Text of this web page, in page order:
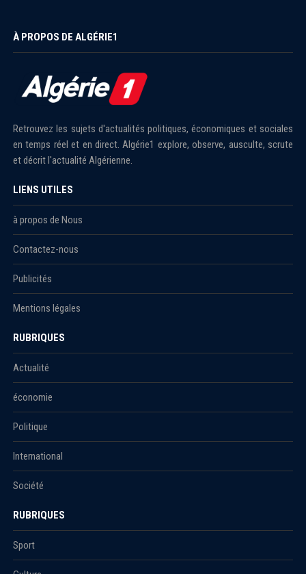
À PROPOS DE ALGÉRIE1
Retrouvez les sujets d'actualités politiques, économiques et sociales
en temps réel et en direct. Algérie1 explore, observe, ausculte, scrute
et décrit l'actualité Algérienne.
LIENS UTILES
à propos de Nous
Contactez-nous
Publicités
Mentions légales
RUBRIQUES
Actualité
économie
Politique
International
Société
RUBRIQUES
Sport